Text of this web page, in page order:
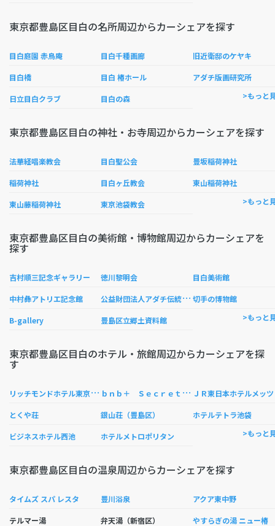
東京都豊島区目白の名所周辺からカーシェアを探す
目白庭園 赤鳥庵 目白千種画廊 旧近衛邸のケヤキ
目白橋 目白 椿ホール アダチ版画研究所
日立目白クラブ 目白の森 >もっと
東京都豊島区目白の神社・お寺周辺からカーシェアを探す
法華経唱楽教会 目白聖公会 豊坂稲荷神社
稲荷神社 目白ヶ丘教会 東山稲荷神社
東山藤稲荷神社 東京池袋教会 >もっと
東京都豊島区目白の美術館・博物館周辺からカーシェアを
探す
吉村順三記念ギャラリー 徳川黎明会 目白美術館
中村彝アトリエ記念館 公
益財団法人アダチ伝統木版画技術保存財団 常設展示場 切手の博物館
B-gallery 豊島区立郷土資料館 >もっと
東京都豊島区目白のホテル・旅館周辺からカーシェアを探
す
リ
ッチモンドホテル東京目白 ｂ
ｎｂ＋ ＳｅｃｒｅｔＢａｓｅＭｅｊｉｒｏ
とくや荘 銀山荘（豊島区） ホテルテトラ池袋
ビジネスホテル西池 ホテルメトロポリタン >もっと
東京都豊島区目白の温泉周辺からカーシェアを探す
タイムズ スパ レスタ 豊川浴泉 アクア東中野
テルマー湯 弁天湯（新宿区） やすらぎの湯 ニュー椿